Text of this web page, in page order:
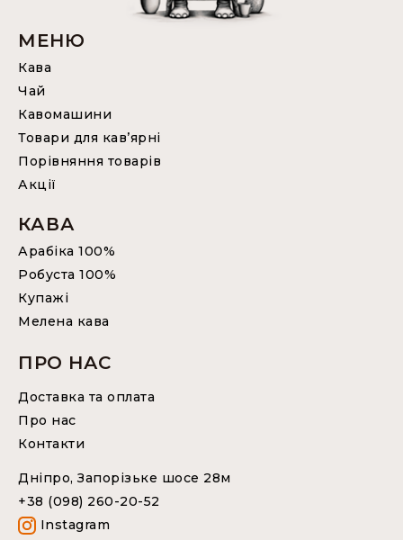
МЕНЮ
Кава
Чай
Кавомашини
Товари для кав’ярні
Порівняння товарів
Акції
КАВА
Арабіка 100%
Робуста 100%
Купажі
Мелена кава
ПРО НАС
Доставка та оплата
Про нас
Контакти
Дніпро, Запорізьке шосе 28м
+38 (098) 260-20-52
Instagram